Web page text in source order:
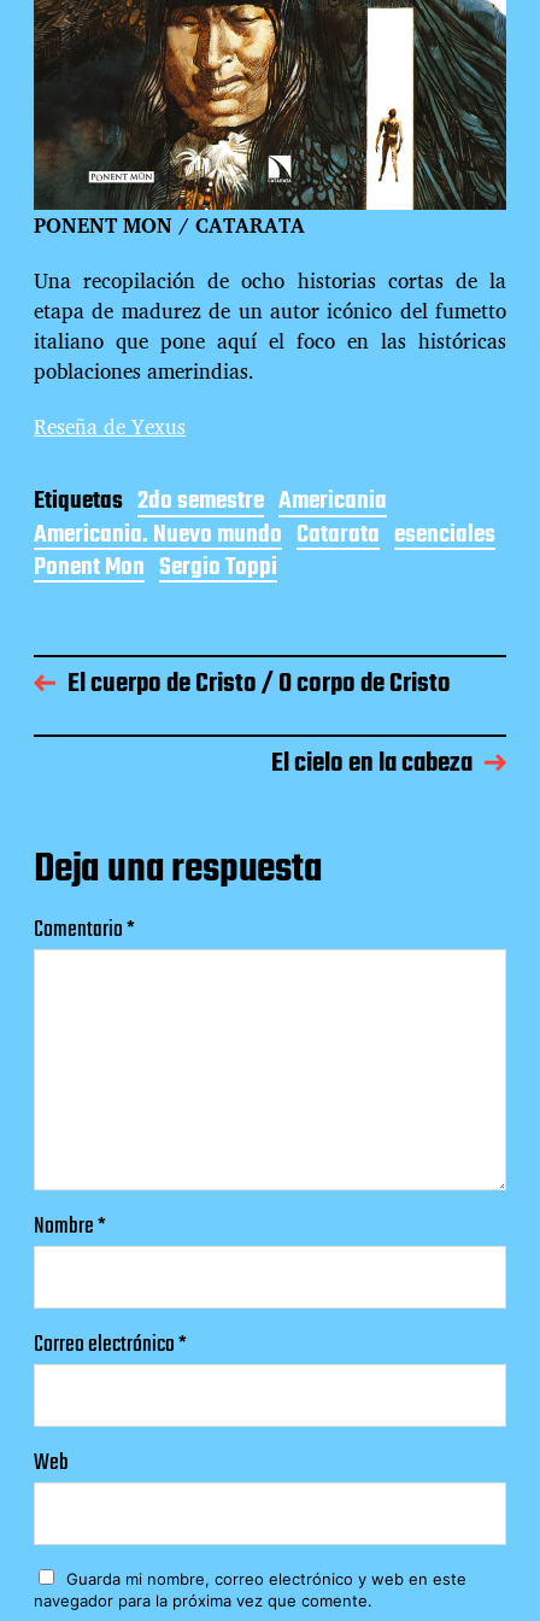
PONENT MON / CATARATA
Una recopilación de ocho historias cortas de la
etapa de madurez de un autor icónico del fumetto
italiano que pone aquí el foco en las históricas
poblaciones amerindias.
Reseña de Yexus
Etiquetas 2do semestre Americania
Americania. Nuevo mundo Catarata esenciales
Ponent Mon Sergio Toppi
El cuerpo de Cristo / O corpo de Cristo
El cielo en la cabeza
Deja una respuesta
Comentario*
Nombre*
Correo electrónico*
Web
Guarda mi nombre, correo electrónico y web en este
navegador para la próxima vez que comente.